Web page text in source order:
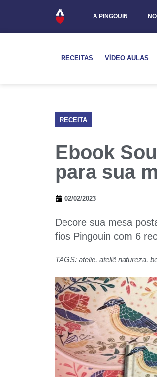
A PINGOUIN
RECEITAS VÍDEO AULAS
RECEITA
Ebook
para sua
02/02/2023
Decore sua mesa
fios Pingouin com 6
TAGS: atelie, ateliê natureza,